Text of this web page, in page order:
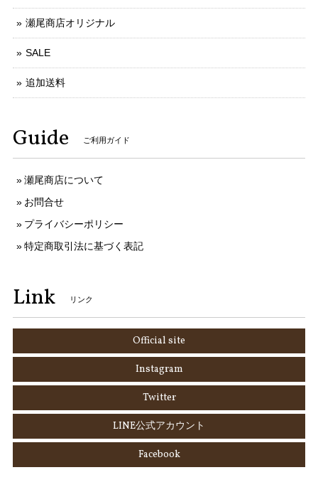
瀬尾商店オリジナル
SALE
追加送料
Guide ご利用ガイド
瀬尾商店について
お問合せ
プライバシーポリシー
特定商取引法に基づく表記
Link リンク
Official site
Instagram
Twitter
LINE公式アカウント
Facebook